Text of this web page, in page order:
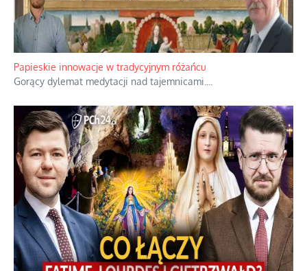
Kamienie i siekiery przeciw czołgom
Gorzka analityka decyzji warszawskich dowódców.